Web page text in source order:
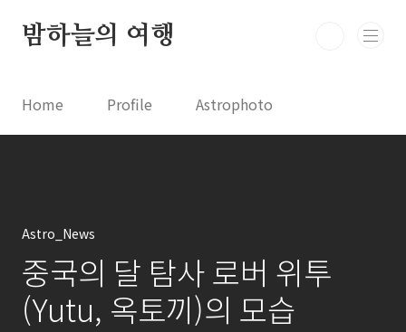
밤하늘의 여행
Home Profile Astrophoto
Astrophotography
Astro_News
중국의 달 탐사 로버 위투
(Yutu, 옥토끼)의 모습